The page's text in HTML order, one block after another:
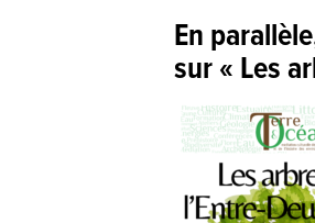
En
sur « Les